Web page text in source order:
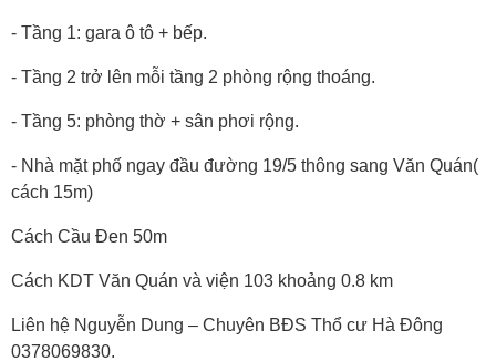
- Tầng 1: gara ô tô + bếp.
- Tầng 2 trở lên mỗi tầng 2 phòng rộng thoáng.
- Tầng 5: phòng thờ + sân phơi rộng.
- Nhà mặt phố ngay đầu đường 19/5 thông sang Văn Quán(
cách 15m)
Cách Cầu Đen 50m
Cách KDT Văn Quán và viện 103 khoảng 0.8 km
Liên hệ Nguyễn Dung – Chuyên BĐS Thổ cư Hà Đông
0378069830.